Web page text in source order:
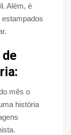
Além, é
estampados
mês o
história